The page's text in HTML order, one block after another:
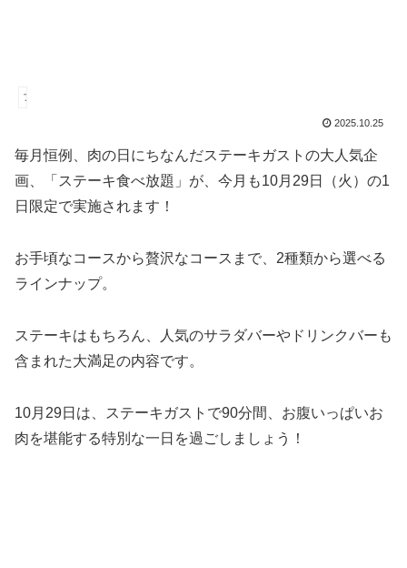
ファミレス
2025.10.25
毎月恒例、肉の日にちなんだステーキガストの大人気企
画、「ステーキ食べ放題」が、今月も10月29日（火）の1
日限定で実施されます！
お手頃なコースから贅沢なコースまで、2種類から選べる
ラインナップ。
ステーキはもちろん、人気のサラダバーやドリンクバーも
含まれた大満足の内容です。
10月29日は、ステーキガストで90分間、お腹いっぱいお
肉を堪能する特別な一日を過ごしましょう！